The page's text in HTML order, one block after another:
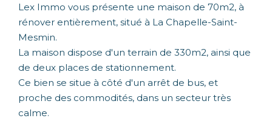
Lex Immo vous présente une maison de 70m2, à
rénover entièrement, situé à La Chapelle-Saint-
Mesmin.
La maison dispose d'un terrain de 330m2, ainsi que
de deux places de stationnement.
Ce bien se situe à côté d'un arrêt de bus, et
proche des commodités, dans un secteur très
calme.